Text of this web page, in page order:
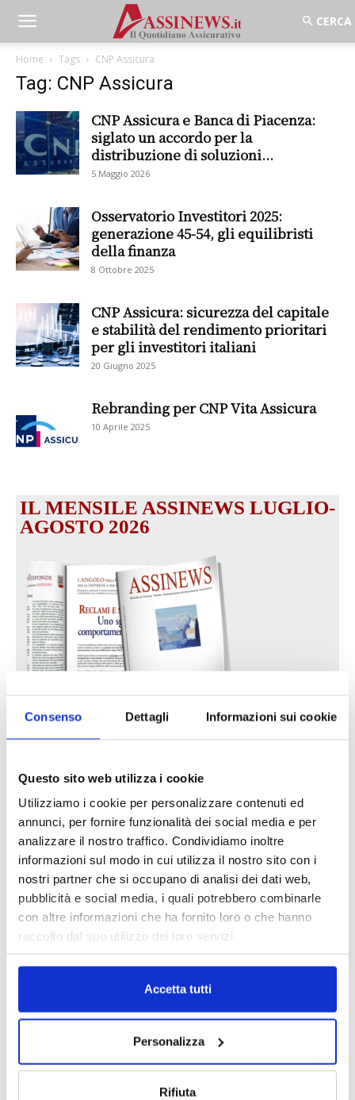
Consenso Dettagli Informazioni sui cookie
Questo sito web utilizza i cookie
Utilizziamo i cookie per personalizzare contenuti ed
annunci, per fornire funzionalità dei social media e per
analizzare il nostro traffico. Condividiamo inoltre
informazioni sul modo in cui utilizza il nostro sito con i
nostri partner che si occupano di analisi dei dati web,
pubblicità e social media, i quali potrebbero combinarle
con altre informazioni che ha fornito loro o che hanno
raccolto dal suo utilizzo dei loro servizi.
Accetta tutti
Personalizza
Rifiuta
Home Tags CNP Assicura
Tag: CNP Assicura
CNP Assicura e Banca di Piacenza:
siglato un accordo per la
distribuzione di soluzioni...
5 Maggio 2026
Osservatorio Investitori 2025:
generazione 45-54, gli equilibristi
della finanza
8 Ottobre 2025
CNP Assicura: sicurezza del capitale
e stabilità del rendimento prioritari
per gli investitori italiani
20 Giugno 2025
Rebranding per CNP Vita Assicura
10 Aprile 2025
IL MENSILE ASSINEWS LUGLIO-
AGOSTO 2026
30 Giugno 2026
LA GESTIONE DELLA REPUTAZIONE.
RECENSIONI E CRISI DIGITALI
30 Giugno 2026
Il “Modulo CAI” diventa digitale
30 Giugno 2026
PREMI 2025. I TOP TEN
TUTTI GLI ARTICOLI DEL MESE